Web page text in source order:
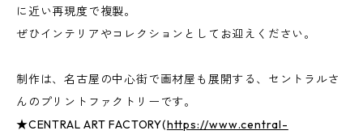
に近い再現度で複製。
ぜひインテリアやコレクションとしてお迎えください。
制作は、名古屋の中心街で画材屋も展開する、セントラルさ
んのプリントファクトリーです。
★CENTRAL ART FACTORY(https://www.central-